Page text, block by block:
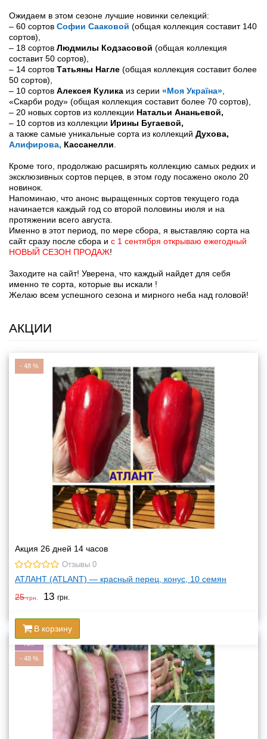
Ожидаем в этом сезоне лучшие новинки селекций:
– 60 сортов Софии Сааковой (общая коллекция составит 140
сортов),
– 18 сортов Людмилы Кодзасовой (общая коллекция
составит 50 сортов),
– 14 сортов Татьяны Нагле (общая коллекция составит более
50 сортов),
– 10 сортов Алексея Кулика из серии «Моя Україна»
«Скарби роду» (общая коллекция составит более 70 сортов),
– 20 новых сортов из коллекции Натальи Ананьевой,
– 10 сортов из коллекции Ирины Бугаевой,
а также самые уникальные сорта из коллекций Духова,
Алифирова, Кассанелли
Кроме того, продолжаю расширять коллекцию самых редких и
эксклюзивных сортов перцев, в этом году посажено около 20
новинок.
Напоминаю, что анонс выращенных сортов текущего года
начинается каждый год со второй половины июля и на
протяжении всего августа.
Именно в этот период, по мере сбора, я выставляю сорта на
сайт сразу после сбора и с 1 сентября открываю ежегодный
НОВЫЙ СЕЗОН ПРОДАЖ!
Заходите на сайт! Уверена, что каждый найдет для себя
именно те сорта, которые вы искали !
Желаю всем успешного сезона и мирного неба над головой!
АКЦИИ
-48%
Акция 26 дней 14 часов
Отзывы 0
АТЛАНТ (ATLANT) — красный перец, конус, 10 семян
25грн. 13 грн.
В корзину
Хит
-48%